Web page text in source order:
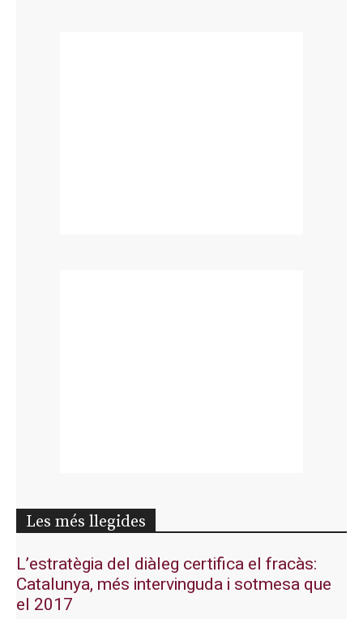
Les més llegides
L’estratègia del diàleg certifica el fracàs:
Catalunya, més intervinguda i sotmesa que
el 2017